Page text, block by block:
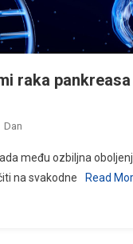
raka
Dan
među ozbiljna
na svakodne
Read